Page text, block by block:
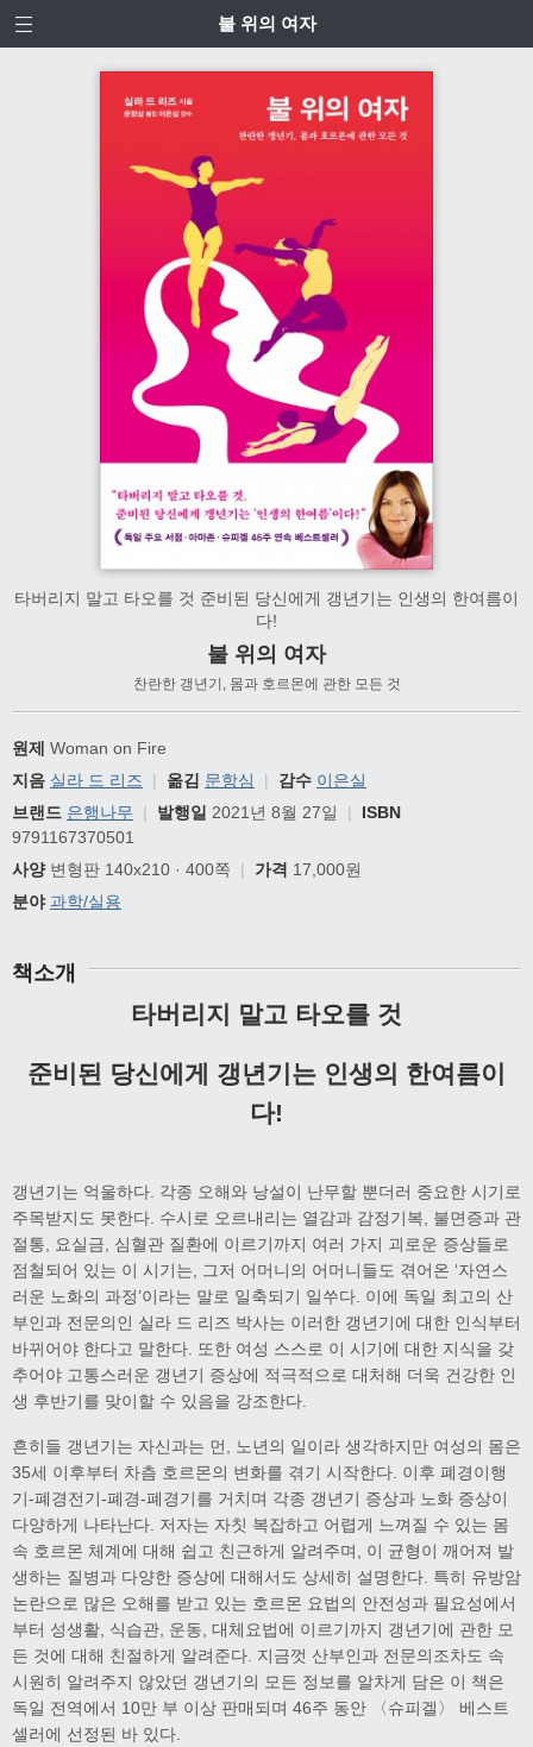
불 위의 여자
타버리지 말고 타오를 것 준비된 당신에게 갱년기는 인생의 한여름이
다!
불 위의 여자
찬란한 갱년기, 몸과 호르몬에 관한 모든 것
원제 Woman on Fire
지음 실라 드 리즈 | 옮김 문항심 | 감수 이은실
브랜드 은행나무 | 발행일 2021년 8월 27일 |
ISBN
9791167370501
사양변형판 140x210 · 400쪽 | 가격 17,000원
분야 과학/실용
책소개
타버리지 말고 타오를 것
준비된 당신에게 갱년기는 인생의 한여름이
다!
갱년기는 억울하다. 각종 오해와 낭설이 난무할 뿐더러 중요한 시기로
주목받지도 못한다. 수시로 오르내리는 열감과 감정기복, 불면증과 관
절통, 요실금, 심혈관 질환에 이르기까지 여러 가지 괴로운 증상들로
점철되어 있는 이 시기는, 그저 어머니의 어머니들도 겪어온 ‘자연스
러운 노화의 과정’이라는 말로 일축되기 일쑤다. 이에 독일 최고의 산
부인과 전문의인 실라 드 리즈 박사는 이러한 갱년기에 대한 인식부터
바뀌어야 한다고 말한다. 또한 여성 스스로 이 시기에 대한 지식을 갖
추어야 고통스러운 갱년기 증상에 적극적으로 대처해 더욱 건강한 인
생 후반기를 맞이할 수 있음을 강조한다.
흔히들 갱년기는 자신과는 먼, 노년의 일이라 생각하지만 여성의 몸은
35세 이후부터 차츰 호르몬의 변화를 겪기 시작한다. 이후 폐경이행
기-폐경전기-폐경-폐경기를 거치며 각종 갱년기 증상과 노화 증상이
다양하게 나타난다. 저자는 자칫 복잡하고 어렵게 느껴질 수 있는 몸
속 호르몬 체계에 대해 쉽고 친근하게 알려주며, 이 균형이 깨어져 발
생하는 질병과 다양한 증상에 대해서도 상세히 설명한다. 특히 유방암
논란으로 많은 오해를 받고 있는 호르몬 요법의 안전성과 필요성에서
부터 성생활, 식습관, 운동, 대체요법에 이르기까지 갱년기에 관한 모
든 것에 대해 친절하게 알려준다. 지금껏 산부인과 전문의조차도 속
시원히 알려주지 않았던 갱년기의 모든 정보를 알차게 담은 이 책은
독일 전역에서 10만 부 이상 판매되며 46주 동안 〈슈피겔〉 베스트
셀러에 선정된 바 있다.